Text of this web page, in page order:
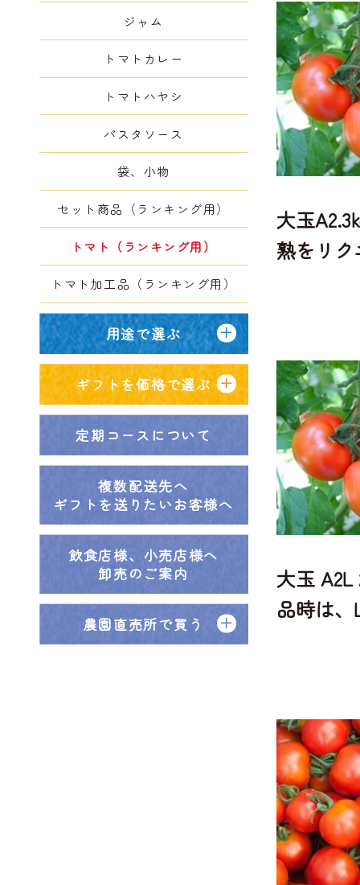
大玉
熟をリ
大玉 A2L
品時は
ジャム
トマトカレー
トマトハヤシ
パスタソース
袋、小物
セット商品（ランキング用）
トマト（ランキング用）
トマト加工品（ランキング用）
用途で選ぶ
ギフトを価格で選ぶ
定期コースについて
複数配送先へ
ギフトを送りたいお客様へ
飲食店様、小売店様へ
卸売のご案内
農園直売所で買う